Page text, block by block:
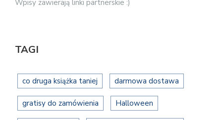
Wpisy zawierają linki partnerskie :)
TAGI
co druga książka taniej darmowa dostawa
gratisy do zamówienia Halloween